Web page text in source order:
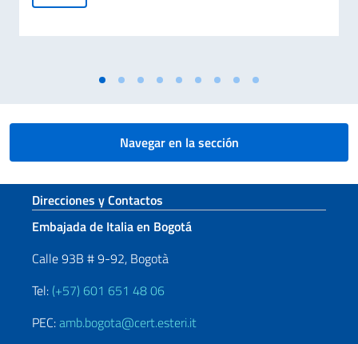
Navegar en la sección
Sezione footer
Direcciones y Contactos
Embajada de Italia en Bogotá
Calle 93B # 9-92, Bogotà
Tel: (+57) 601 651 48 06
PEC:amb.bogota@cert.esteri.it